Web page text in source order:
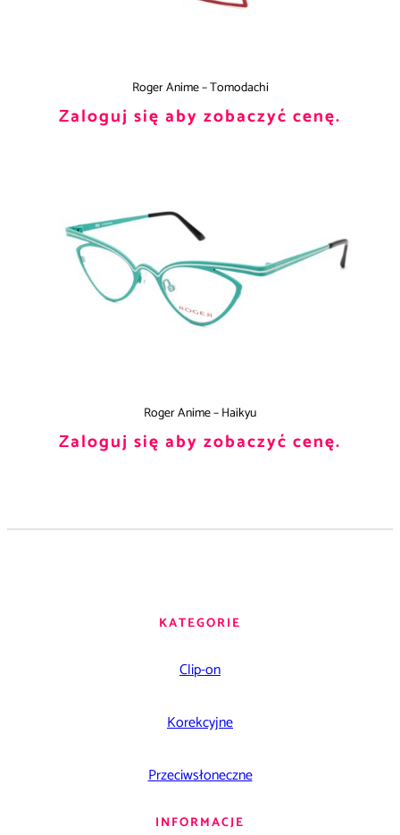
Roger Anime – Tomodachi
Zaloguj się aby zobaczyć cenę.
Roger Anime – Haikyu
Zaloguj się aby zobaczyć cenę.
KATEGORIE
Clip-on
Korekcyjne
Przeciwsłoneczne
INFORMACJE